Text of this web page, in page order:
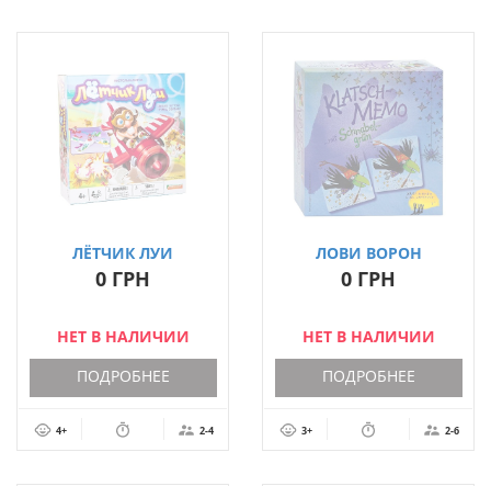
ЛЁТЧИК ЛУИ
(LOOPIN` LOUIE)
0 ГРН
НЕТ В НАЛИЧИИ
ПОДРОБНЕЕ
4+ 2-4
ЛОВИ ВОРОН
(KLATSCH-MEMO)
0 ГРН
НЕТ В НАЛИЧИИ
ПОДРОБНЕЕ
3+ 2-6